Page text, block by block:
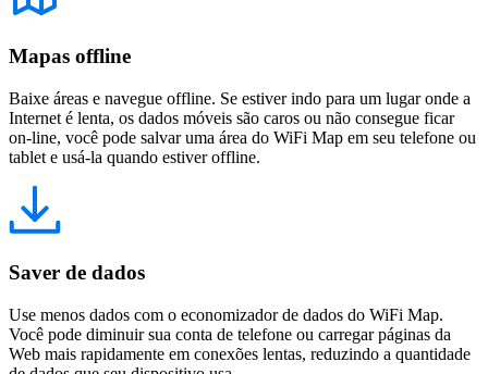
Mapas offline
Baixe áreas e navegue offline. Se estiver indo para um lugar onde a
Internet é lenta, os dados móveis são caros ou não consegue ficar
on-line, você pode salvar uma área do WiFi Map em seu telefone ou
tablet e usá-la quando estiver offline.
Saver de dados
Use menos dados com o economizador de dados do WiFi Map.
Você pode diminuir sua conta de telefone ou carregar páginas da
Web mais rapidamente em conexões lentas, reduzindo a quantidade